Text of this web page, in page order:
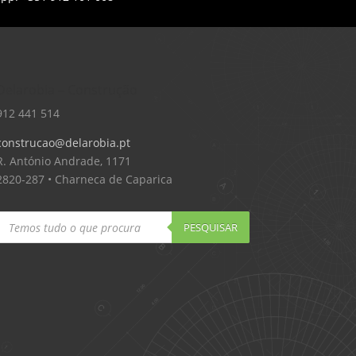
441 514
António Andrade, 1171
287 • Charneca de Caparica
search PESQUISAR